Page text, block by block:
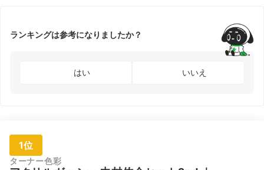
ランキングは参考になりましたか？
はい いいえ
1位
ターナー色彩